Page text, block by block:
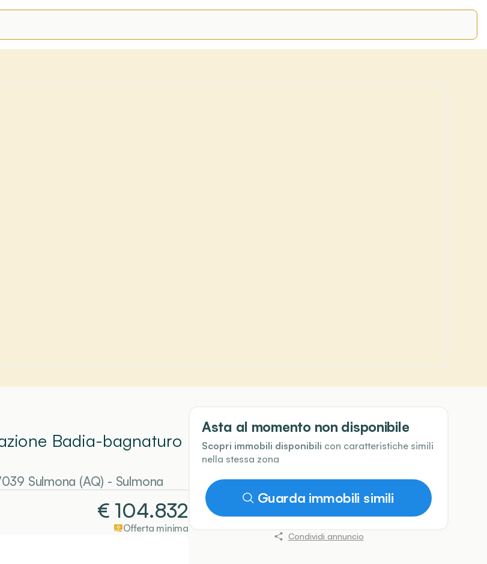
Badia-bagnaturo
Sulmona (AQ) - Sulmona
€ 104.832
Offerta minima
Asta al momento non disponibile
Scopri immobili disponibili con caratteristiche simili
nella stessa zona
Guarda immobili simili
Condividi annuncio